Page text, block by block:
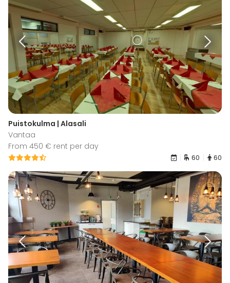
Puistokulma | Alasali
Vantaa
From 450 € rent per day
60 60